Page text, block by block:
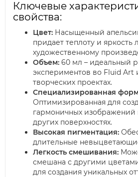
Ключевые
свойства:
Цвет: Насыщенный
придает теплоту и яркость
художественному
Объем: 60 мл – идеальный
экспериментов во Fluid Art
творческих проектах.
Специализированная
Оптимизированная для
гармоничных изображений
других поверхностях.
Высокая пигментация:
длительные
Легкость смешивания:
смешана с другими
для создания уникальных